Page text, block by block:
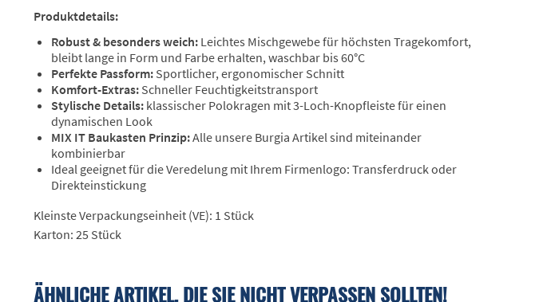
Produktdetails:
Robust & besonders weich: Leichtes Mischgewebe für höchsten Tragekomfort,
bleibt lange in Form und Farbe erhalten, waschbar bis 60°C
Perfekte Passform: Sportlicher, ergonomischer Schnitt
Komfort-Extras: Schneller Feuchtigkeitstransport
Stylische Details: klassischer Polokragen mit 3-Loch-Knopfleiste für einen
dynamischen Look
MIX IT Baukasten Prinzip:Alle unsere Burgia Artikel sind miteinander
kombinierbar
Ideal geeignet für die Veredelung mit Ihrem Firmenlogo: Transferdruck oder
Direkteinstickung
Kleinste Verpackungseinheit (VE): 1 Stück
Karton: 25 Stück
ÄHNLICHE ARTIKEL, DIE SIE NICHT VERPASSEN SOLLTEN!